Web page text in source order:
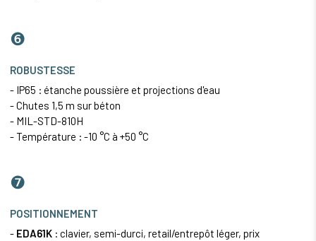
❻
ROBUSTESSE
- IP65 : étanche poussière et projections d'eau
- Chutes 1,5 m sur béton
- MIL-STD-810H
- Température : -10 °C à +50 °C
❼
POSITIONNEMENT
- EDA61K : clavier, semi-durci, retail/entrepôt léger, prix